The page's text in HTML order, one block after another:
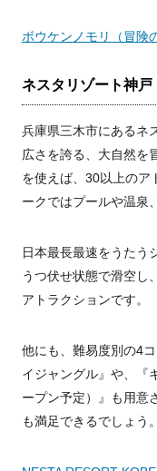
ボウケンノモリ（冒険
ネスタリゾート神戸
兵庫県三木市にあるネ
広さを誇る、大自然を
を使えば、30以上のア
ークではプールや温泉
日本最長最速をうたう
うつ伏せ状態で滑空し
アトラクションです。
他にも、難易度別の4
イジャングル』や、『
ープン予定）』も用意
も満足できるでしょう。